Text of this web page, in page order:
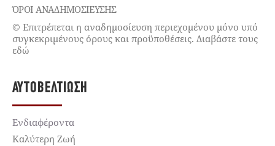
ΌΡΟΙ ΑΝΑΔΗΜΟΣΙΕΥΣΗΣ
© Επιτρέπεται η αναδημοσίευση περιεχομένου μόνο υπό
συγκεκριμένους όρους και προϋποθέσεις. Διαβάστε τους
εδώ
ΑΥΤΟΒΕΛΤΊΩΣΗ
Ενδιαφέροντα
Καλύτερη Ζωή